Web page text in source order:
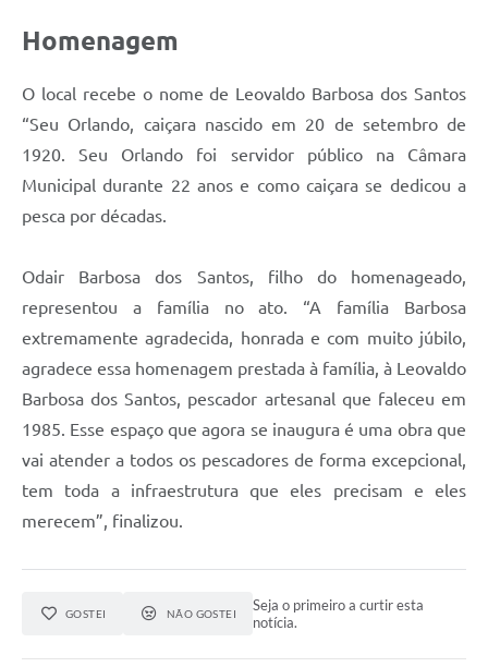
Homenagem
O local recebe o nome de Leovaldo Barbosa dos Santos
“Seu Orlando, caiçara nascido em 20 de setembro de
1920. Seu Orlando foi servidor público na Câmara
Municipal durante 22 anos e como caiçara se dedicou a
pesca por décadas.
Odair Barbosa dos Santos, filho do homenageado,
representou a família no ato. “A família Barbosa
extremamente agradecida, honrada e com muito júbilo,
agradece essa homenagem prestada à família, à Leovaldo
Barbosa dos Santos, pescador artesanal que faleceu em
1985. Esse espaço que agora se inaugura é uma obra que
vai atender a todos os pescadores de forma excepcional,
tem toda a infraestrutura que eles precisam e eles
merecem”, finalizou.
GOSTEI NÃO GOSTEI
Seja o primeiro a curtir esta
notícia.